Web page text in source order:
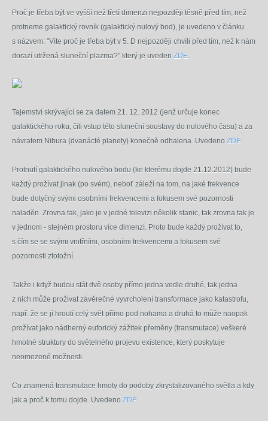
Proč je třeba být ve vyšší než třetí dimenzi nejpozději těsně před tím, než
protneme galaktický rovník (galaktický nulový bod), je uvedeno v článku
s názvem: "Víte proč je třeba být v 5. D nejpozději chvíli před tím, než k nám
dorazí utržená sluneční plazma?" který je uveden ZDE.
Tajemství skrývající se za datem 21. 12. 2012 (jenž určuje konec
galaktického roku, čili vstup této sluneční soustavy do nulového času) a za
návratem Nibura (dvanácté planety) konečně odhalena. Uvedeno ZDE.
Protnutí galaktického nulového bodu (ke kterému dojde 21.12.2012) bude
každý prožívat jinak (po svém), neboť záleží na tom, na jaké frekvence
bude dotyčný svými osobními frekvencemi a fokusem své pozornosti
naladěn. Zrovna tak, jako je v jedné televizi několik stanic, tak zrovna tak je
v jednom - stejném prostoru více dimenzí. Proto bude každý prožívat to,
s čím se se svými vnitřními, osobními frekvencemi a fokusem své
pozornosti ztotožní.
Takže i když budou stát dvě osoby přímo jedna vedle druhé, tak jedna
z nich může prožívat závěrečné vyvrcholení transformace jako katastrofu,
např. že se jí hroutí celý svět přímo pod nohama a druhá to může naopak
prožívat jako nádherný euforický zážitek přeměny (transmutace) veškeré
hmotné struktury do světelného projevu existence, který poskytuje
neomezené možnosti.
Co znamená transmutace hmoty do podoby zkrystalizovaného světla a kdy
jak a proč k tomu dojde. Uvedeno ZDE.